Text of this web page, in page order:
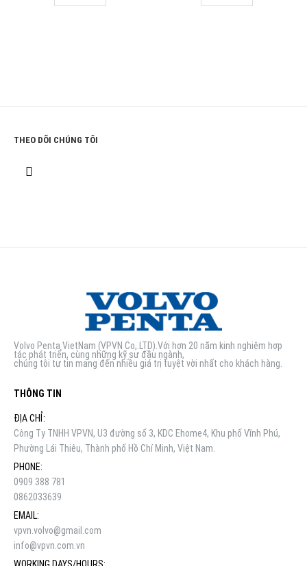
THEO DÕI CHÚNG TÔI
Volvo Penta VietNam (VPVN Co,.LTD).Với hơn 20 năm kinh nghiệm hợp
tác phát triển, cùng những kỹ sư đầu ngành,
chúng tôi tự tin mang đến nhiều giá trị tuyệt vời nhất cho khách hàng.
THÔNG TIN
ĐỊA CHỈ:
Công Ty TNHH VPVN, U3 đường số 3, KDC Ehome4, Khu phố Vĩnh Phú,
Phường Lái Thiêu, Thành phố Hồ Chí Minh, Việt Nam.
PHONE:
0909 388 781
0862033639
EMAIL:
vpvn.volvo@gmail.com
info@vpvn.com.vn
WORKING DAYS/HOURS: